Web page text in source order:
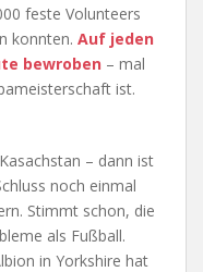
feste Volunteers
konnten. Auf jeden
bewroben – mal
ist.
– dann ist
noch einmal
Stimmt schon, die
als Fußball.
in Yorkshire hat